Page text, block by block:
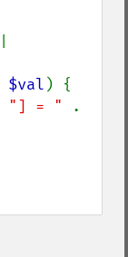
$val ) {
"] = "